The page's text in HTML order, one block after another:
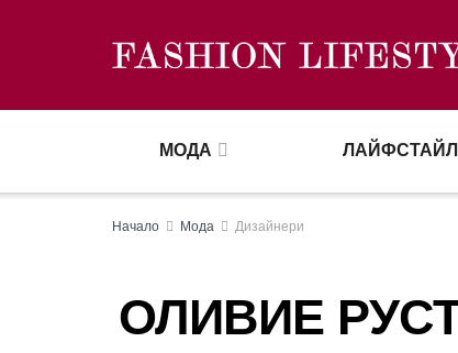
МОДА ЛАЙФСТАЙЛ
Начало Мода Дизайнери
ОЛИВИЕ